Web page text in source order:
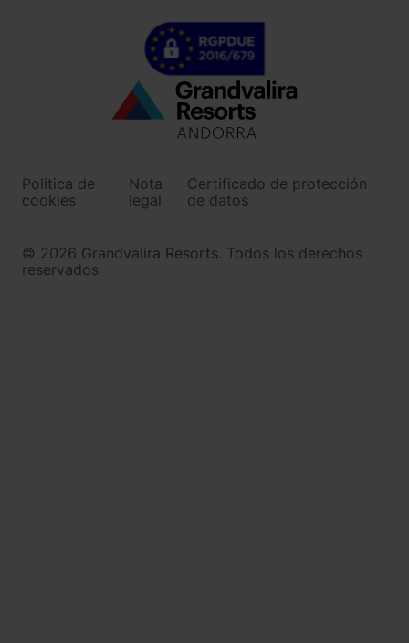
© 2026 Grandvalira Resorts. Todos los derechos
reservados
-
ordinoarcalis.com
Certificado de protección
de datos
Politica de
cookies
Nota
legal